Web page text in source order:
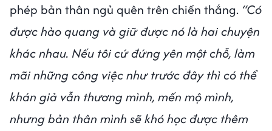
phép bản thân ngủ quên trên chiến thắng. “Có
được hào quang và giữ được nó là hai chuyện
khác nhau. Nếu tôi cứ đứng yên một chỗ, làm
mãi những công việc như trước đây thì có thể
khán giả vẫn thương mình, mến mộ mình,
nhưng bản thân mình sẽ khó học được thêm